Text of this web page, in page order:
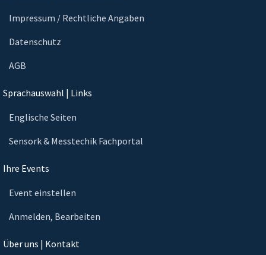
Impressum / Rechtliche Angaben
Datenschutz
AGB
Sprachauswahl | Links
Englische Seiten
Sensork & Messtechik Fachportal
Ihre Events
Event einstellen
Anmelden, Bearbeiten
Über uns | Kontakt